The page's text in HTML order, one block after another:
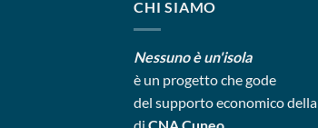
CHI SIAMO
Nessuno è un'isola
è un progettoche gode
del supporto economico della